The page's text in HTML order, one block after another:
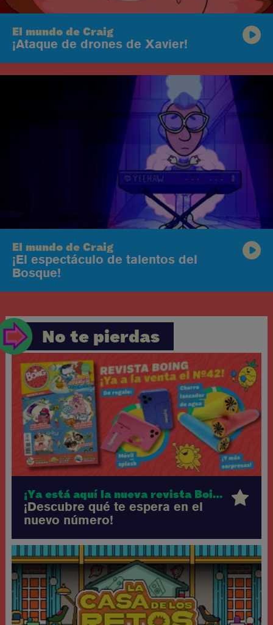
El mundo de Craig
¡Ataque de drones de Xavier!
El mundo de Craig
¡El espectáculo de talentos del
Bosque!
No te pierdas
¡Ya está aquí la nueva revista Boing!
¡Descubre qué te espera en el
nuevo número!